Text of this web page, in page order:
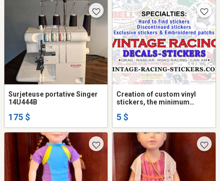
Surjeteuse portative Singer
14U444B
175 $
Creation of custom vinyl
stickers, the minimum
more information.
5 $